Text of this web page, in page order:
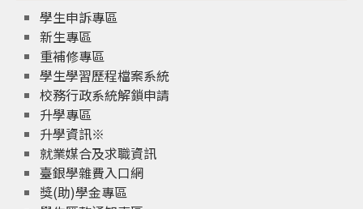
學生申訴專區
新生專區
重補修專區
學生學習歷程檔案系統
校務行政系統解鎖申請
升學專區
升學資訊※
就業媒合及求職資訊
臺銀學雜費入口網
獎(助)學金專區